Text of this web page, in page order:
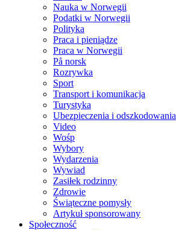
Nauka w Norwegii
Podatki w Norwegii
Polityka
Praca i pieniądze
Praca w Norwegii
På norsk
Rozrywka
Sport
Transport i komunikacja
Turystyka
Ubezpieczenia i odszkodowania
Video
Wośp
Wybory
Wydarzenia
Wywiad
Zasiłek rodzinny
Zdrowie
Świąteczne pomysły
Artykuł sponsorowany
Społeczność